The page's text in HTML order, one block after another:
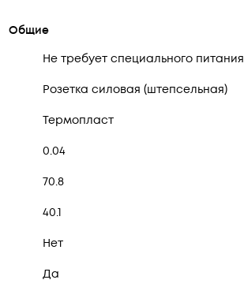
Общие
Не требует специального питания
Розетка силовая (штепсельная)
Термопласт
0.04
70.8
40.1
Нет
Да